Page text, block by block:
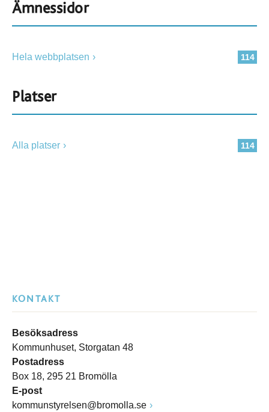
Ämnessidor
114
Hela webbplatsen
Platser
114
Alla platser
KONTAKT
Besöksadress
Kommunhuset, Storgatan 48
Postadress
Box 18, 295 21 Bromölla
E-post
kommunstyrelsen@bromolla.se